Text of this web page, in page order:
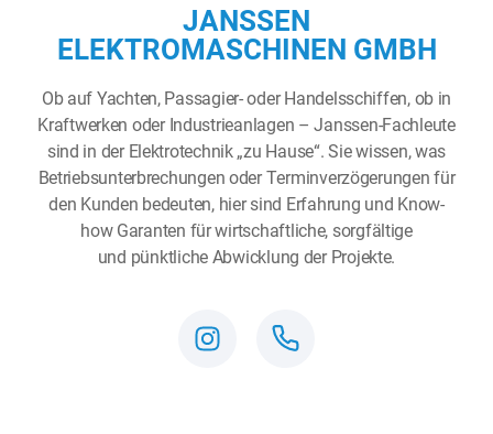
JANSSEN
ELEKTROMASCHINEN GMBH
Ob auf Yachten, Passagier- oder Handelsschiffen, ob in
Kraftwerken oder Industrieanlagen – Janssen-Fachleute
sind in der Elektrotechnik „zu Hause“. Sie wissen, was
Betriebsunterbrechungen oder Terminverzögerungen für
den Kunden bedeuten, hier sind Erfahrung und Know-
how Garanten für wirtschaftliche, sorgfältige
und pünktliche Abwicklung der Projekte.